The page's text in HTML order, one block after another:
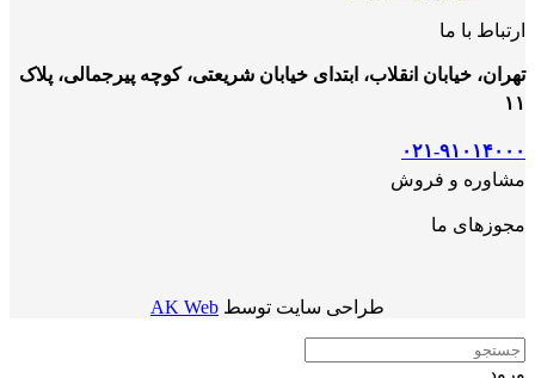
ارتباط با ما
تهران، خیابان انقلاب، ابتدای خیابان شریعتی، کوچه پیرجمالی، پلاک
۱۱
۰۲۱-۹۱۰۱۴۰۰۰
مشاوره و فروش
مجوزهای ما
طراحی سایت توسط AK Web